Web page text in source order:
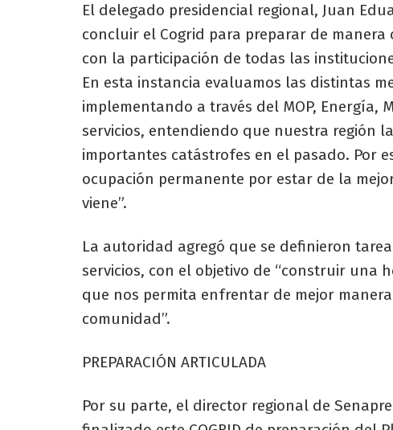
El delegado presidencial regional, Juan
concluir el Cogrid para preparar de
con la participación de todas las
En esta instancia evaluamos las distintas
implementando a través del MOP, Energía,
servicios, entendiendo que nuestra región
importantes catástrofes en el pasado. Por
ocupación permanente por estar de la
viene”.
La autoridad agregó que se definieron
servicios, con el objetivo de “construir una
que nos permita enfrentar de mejor
comunidad”.
PREPARACIÓN ARTICULADA
Por su parte, el director regional de